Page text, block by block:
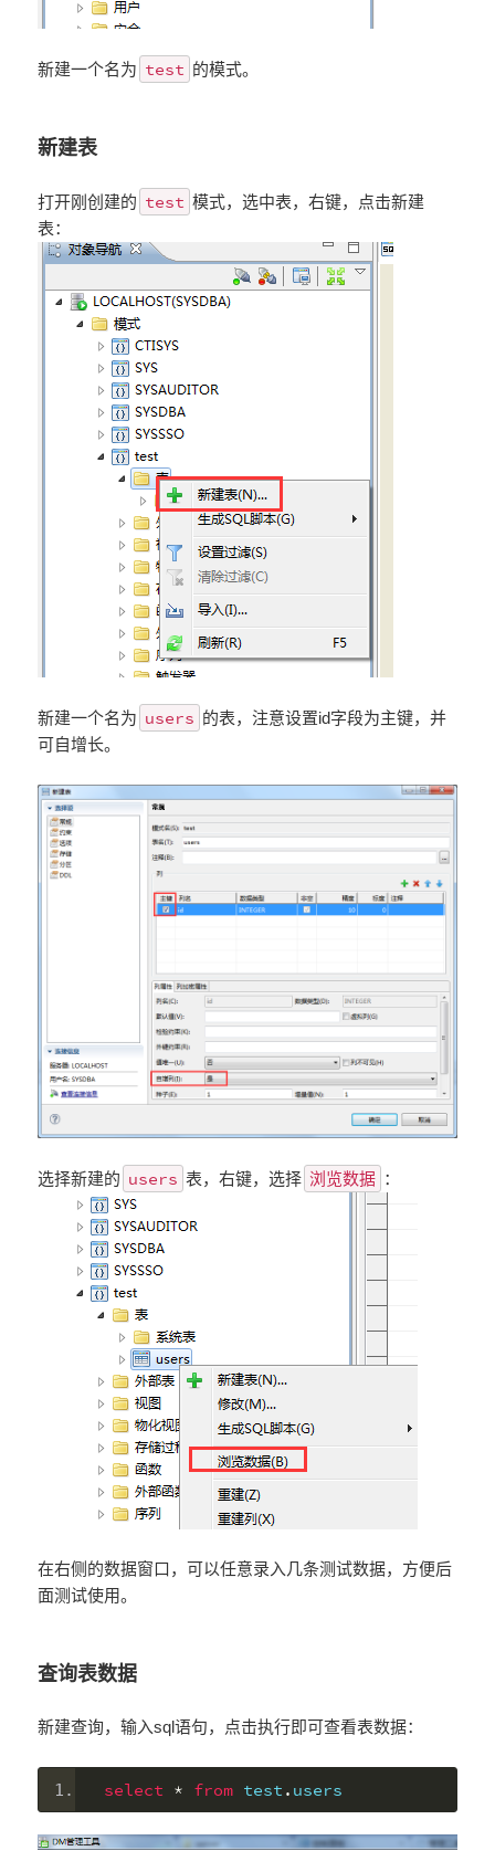
新建一个名为 test 的模式。
新建表
打开刚创建的 test 模式，选中表，右键，点击新建
表：
新建一个名为 users 的表，注意设置id字段为主键，并
可自增长。
选择新建的 users 表，右键，选择 浏览数据 ：
在右侧的数据窗口，可以任意录入几条测试数据，方便后
面测试使用。
查询表数据
新建查询，输入sql语句，点击执行即可查看表数据：
select * from test . users